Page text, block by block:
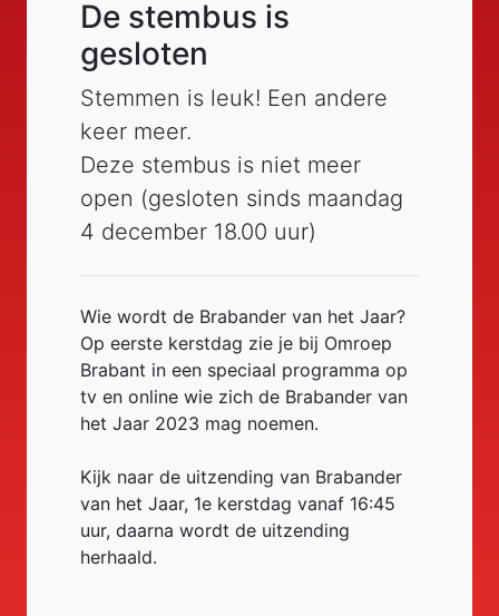
De stembus is
gesloten
Stemmen is leuk! Een andere
keer meer.
Deze stembus is niet meer
open (gesloten sinds maandag
4 december 18.00 uur)
Wie wordt de Brabander van het Jaar?
Op eerste kerstdag zie je bij Omroep
Brabant in een speciaal programma op
tv en online wie zich de Brabander van
het Jaar 2023 mag noemen.
Kijk naar de uitzending van Brabander
van het Jaar, 1e kerstdag vanaf 16:45
uur, daarna wordt de uitzending
herhaald.